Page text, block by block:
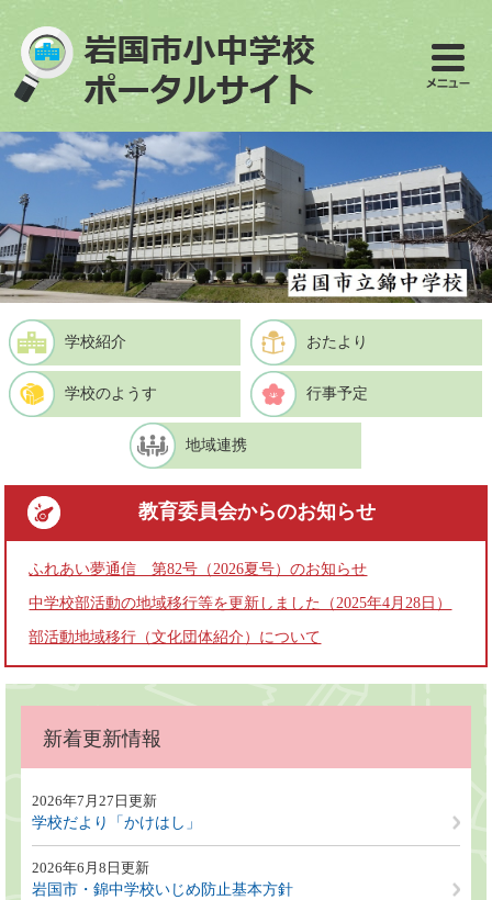
で
ば
本
文
へ
学校紹介 おたより
学校のようす 行事予定
地域連携
教育委員会からのお知らせ
ふれあい夢通信 第82号（2026夏号）のお知らせ
中学校部活動の地域移行等を更新しました（2025年4月28日）
部活動地域移行（文化団体紹介）について
新着更新情報
2026年7月27日更新
学校だより「かけはし」
2026年6月8日更新
岩国市・錦中学校いじめ防止基本方針